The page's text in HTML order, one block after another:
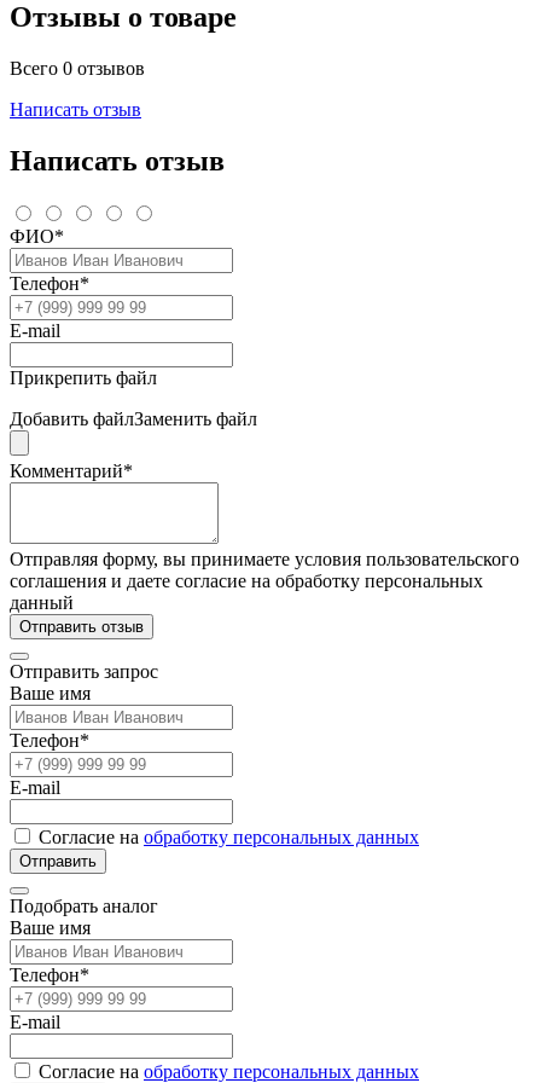
Отзывы о товаре
Всего 0 отзывов
Написать отзыв
Написать отзыв
ФИО*
Телефон*
E-mail
Прикрепить файл
Добавить файлЗаменить файл
Комментарий*
Отправляя форму, вы принимаете условия пользовательского
соглашения и даете согласие на обработку персональных
данный
Отправить отзыв
Отправить запрос
Ваше имя
Телефон*
E-mail
Согласие на обработку персональных данных
Отправить
Подобрать аналог
Ваше имя
Телефон*
E-mail
Согласие на обработку персональных данных